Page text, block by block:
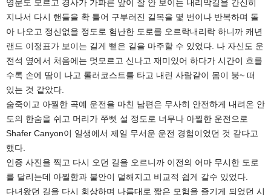
영문도 모르고 경사가 가파른 앞이 잘 안 보이는 내리막길을 간신히
지나서 다시 핸들을 확 틀어 구부러진 길목을 몇 번이나 반복하며 돌
아 나오고 정신없을 정도로 험난한 도로를 오르락내리락 하니까 캐년
랜드 이정표가 보이는 길게 뻗은 길을 마주할 수 있었다. 나 자신도 운
전석 옆에서 처음에는 멋모르고 신나고 재미있어 하다가 시간이 흐를
수록 손에 땀이 나고 롤러코스트를 타고 내린 사람같이 몸이 붕~ 떠
있는 것 같았다.
숨죽이고 아찔한 곡예 운전을 마친 남편은 무사히 안전하게 내려온 안
도의 한숨을 쉬고 머리가 쭈삣 설 정도로 너무나 아찔한 운전으로
Shafer Canyon이 일생에서 제일 무서운 운전 경험이었던 것 같다고
했다.
인증 사진을 찍고 다시 오던 길을 오르니까 이전의 어마 무시한 도로
를 달리는데 아찔함과 불안이 덜해지고 비교적 쉽게 갈수 있었다.
다녀왔던 길을 다시 회상하며 나름대로 짧은 모험을 즐기게 되었던 시